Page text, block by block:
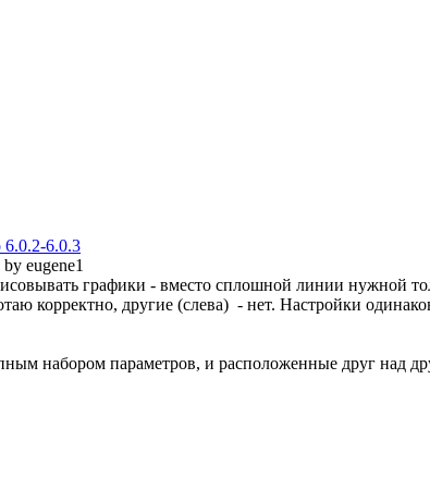
6.0.3
eugene1
графики - вместо сплошной линии нужной
корректно, другие (слева) - нет. Настройки
набором параметров, и расположенные друг над